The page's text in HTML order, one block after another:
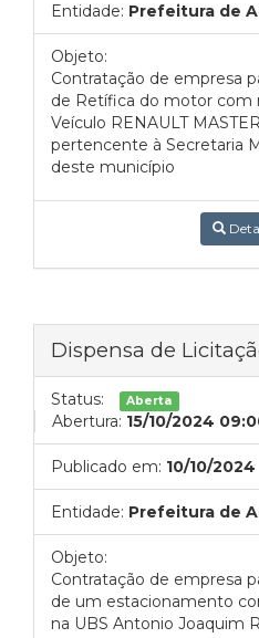
Entidade: Prefeitura de
Objeto:
Contratação de empresa
de Retífica do motor com
Veículo RENAULT
pertencente à Secretaria
deste município
Dispensa de
Status: Aberta
Abertura: 15/10/2024
Publicado em: 10/10/2024
Entidade: Prefeitura de
Objeto:
Contratação de empresa
de um estacionamento
na UBS Antonio Joaquim